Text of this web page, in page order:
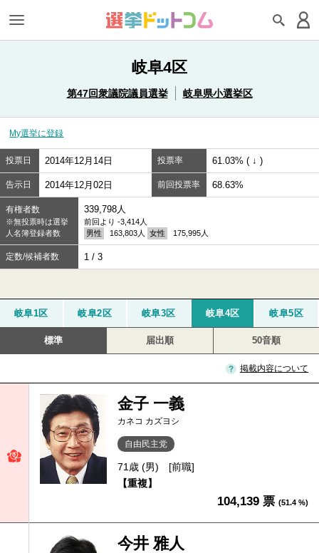
岐阜4区
第47回衆議院議員選挙 岐阜県小選挙区
My選挙に登録
投票日 2014年12月14日 投票率 61.03% ( ↓ )
告示日 2014年12月02日 前回投票率 68.63%
有権者数
※無投票時は選挙
人名簿登録者数
339,798人
前回より -3,414人
男性
163,803人 女性 175,995人
定数/候補者数 1 / 3
岐阜1区 岐阜2区 岐阜3区 岐阜4区 岐阜5区
標準 届出順 50音順
掲載内容について
金子 一義
カネコ カズヨシ
自由民主党
71歳 (男)
[前職]
【重複】
104,139 票 (51.4 %)
今井 雅人